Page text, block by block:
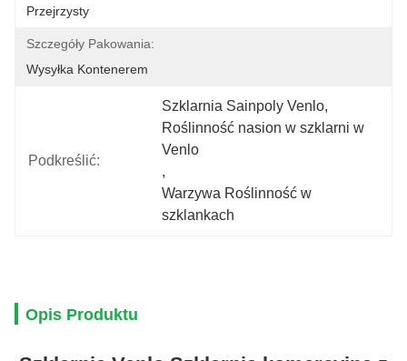
Przejrzysty
Szczegóły Pakowania:
Wysyłka Kontenerem
Podkreślić:
Szklarnia Sainpoly Venlo,
Roślinność nasion w szklarni w
Venlo
,
Warzywa Roślinność w
szklankach
Opis Produktu